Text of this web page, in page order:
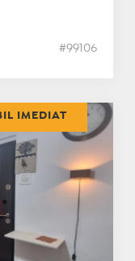
#99106
IMEDIAT